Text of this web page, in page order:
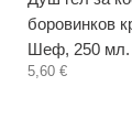
боровинков
Шеф, 250 мл.
5,60 €